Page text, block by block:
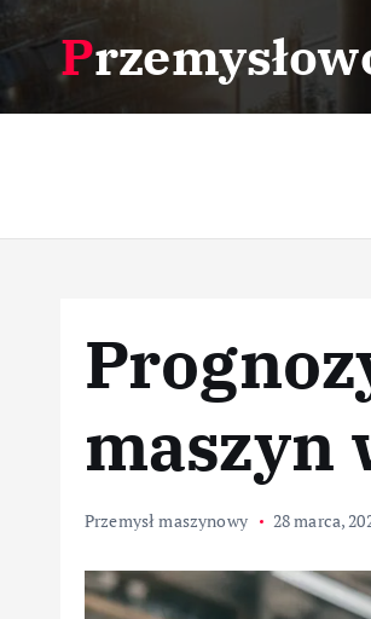
k
p
o
maszyn
Przemysł maszynowy 28 marca,